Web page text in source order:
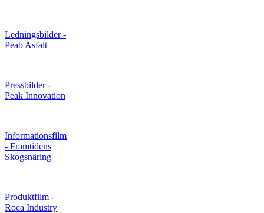
Ledningsbilder -
Peab Asfalt
Pressbilder -
Peak Innovation
Informationsfilm
- Framtidens
Skogsnäring
Produktfilm -
Roca Industry